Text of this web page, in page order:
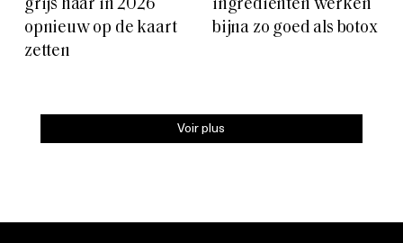
grijs haar in 2026
opnieuw op de kaart
zetten
ingrediënten werken
bijna zo goed als botox
Voir plus